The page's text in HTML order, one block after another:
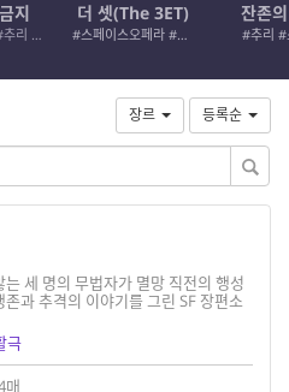
지
#로맨스릴러 #추리 #여성서사 #사적제재
더 셋(The 3ET)
#스페이스오페라 #우주활극
잔존
#추리 #
장르 등록순
세 명의 무법자가 멸망 직전의 행성
과 추격의 이야기를 그린 SF 장편소
극
매